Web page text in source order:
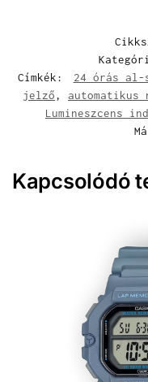
Címkék:
24 órás al-
jelző, automatikus
Lumineszcens
Kapcsolódó